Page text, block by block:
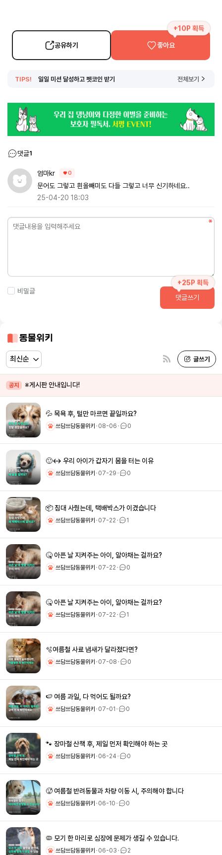
공유하기
+10P 획득
좋아요
TIPS! 일일 미션 달성하고 펫코인 받기 전체보기
댓글1
엄마kr 0
문어도 그렇고 흰올빼미도 다들 그렇고 너무 신기하네요..
25-04-20 18:03
비밀글
+25P 획득
댓글쓰기
동물위키
공지 ※게시판 안내입니다!
💦 목욕 후, 털만 마르면 끝일까요?
쓰담쓰담동물위키ㆍ08-06ㆍ 0
🙂‍↔️ 우리 아이가 갑자기 몸을 터는 이유
쓰담쓰담동물위키ㆍ07-29ㆍ 0
📦 침대 사줬는데, 택배박스가 이겼습니다
쓰담쓰담동물위키ㆍ07-22ㆍ 1
🤒 아픈 날 지켜주는 아이, 알아채는 걸까요?
쓰담쓰담동물위키ㆍ07-22ㆍ 0
🤒 아픈 날 지켜주는 아이, 알아채는 걸까요?
쓰담쓰담동물위키ㆍ07-22ㆍ 1
🫧여름철 사료 냄새가 달라졌다면?
쓰담쓰담동물위키ㆍ07-08ㆍ 0
🍉 여름 과일, 다 먹어도 될까요?
쓰담쓰담동물위키ㆍ07-01ㆍ 0
🐾 장마철 산책 후, 제일 먼저 확인해야 하는 곳
쓰담쓰담동물위키ㆍ06-24ㆍ 0
🥵 여름철 반려동물과 차량 이동 시, 주의해야 합니다
쓰담쓰담동물위키ㆍ06-10ㆍ 0
🦠 모기 한 마리로 심장에 문제가 생길 수 있습니다.
쓰담쓰담동물위키ㆍ06-03ㆍ 2